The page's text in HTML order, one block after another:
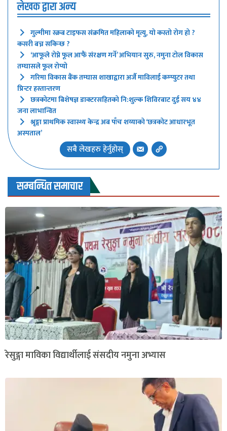
लेखक द्वारा अन्य
गुल्मीमा स्क्रब टाइफस संक्रमित महिलाको मृत्यु, यो कस्तो रोग हो ?
कसरी बच्न सकिन्छ ?
‘आफूले रोप्ने फूल आफैं संरक्षण गर्ने’ अभियान सुरु, नमुना टोल विकास
तम्घासले फूल रोप्यो
गरिमा विकास बैंक तम्घास शाखाद्वारा अर्जै माविलाई कम्प्युटर तथा
प्रिन्टर हस्तान्तरण
छत्रकोटमा बिशेषज्ञ डाक्टरसहितको नि:शुल्क शिविरबाट दुई सय ४४
जना लाभान्वित
श्रृङ्गा प्राथमिक स्वास्थ्य केन्द्र अब पाँच शय्याको ‘छत्रकोट आधारभूत
अस्पताल’
सबै लेखहरु हेर्नुहोस्
सम्बन्धित समाचार
रेसुङ्गा माविका विद्यार्थीलाई संसदीय नमुना अभ्यास